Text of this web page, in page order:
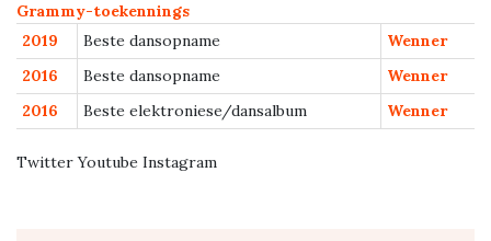
Grammy-toekennings
2019
Beste dansopname
Wenner
2016
Beste dansopname
Wenner
2016
Beste elektroniese/dansalbum Wenner
Twitter Youtube Instagram